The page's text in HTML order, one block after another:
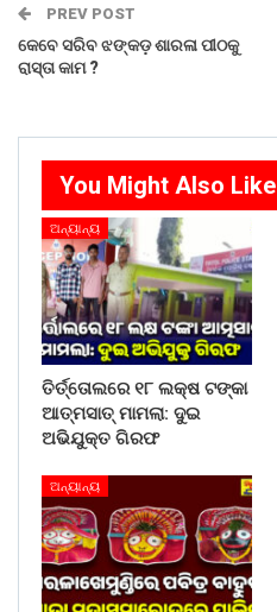
PREV POST
କେବେ ସରିବ ଝଙ୍କଡ଼ ଶାରଳା ପୀଠକୁ
ରାସ୍ତା କାମ ?
You Might Also Like
ଅନ୍ୟାନ୍ୟ
ତିର୍ତ୍ତୋଲରେ ୧୮ ଲକ୍ଷ ଟଙ୍କା
ଆତ୍ମସାତ୍ ମାମଲା: ଦୁଇ
ଅଭିଯୁକ୍ତ ଗିରଫ
ଅନ୍ୟାନ୍ୟ